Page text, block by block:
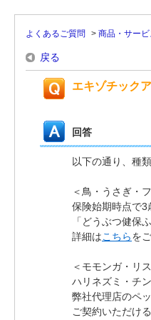
よくあるご質問 > 商品・サービ
戻る
エキゾチック
回答
以下の通り、種
＜鳥・うさぎ・
保険始期時点で3
「どうぶつ健保
詳細はこちらを
＜モモンガ・リ
ハリネズミ・チ
弊社代理店のペ
ご契約いただけ